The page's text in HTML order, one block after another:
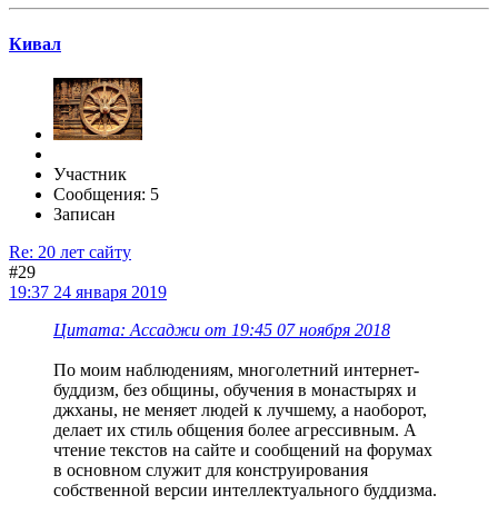
Кивал
Участник
Сообщения: 5
Записан
Re: 20 лет сайту
#29
19:37 24 января 2019
Цитата: Ассаджи от 19:45 07 ноября 2018
По моим наблюдениям, многолетний интернет-
буддизм, без общины, обучения в монастырях и
джханы, не меняет людей к лучшему, а наоборот,
делает их стиль общения более агрессивным. А
чтение текстов на сайте и сообщений на форумах
в основном служит для конструирования
собственной версии интеллектуального буддизма.